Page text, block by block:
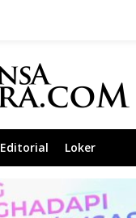
Editorial Loker